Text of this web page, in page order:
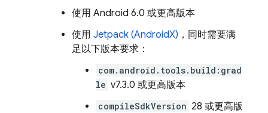
使用 Android 6.0 或更高版本
使用 Jetpack (AndroidX) ，同时需要满
足以下版本要求：
com.android.tools.build:grad
le v7.3.0 或更高版本
compileSdkVersion 28 或更高版